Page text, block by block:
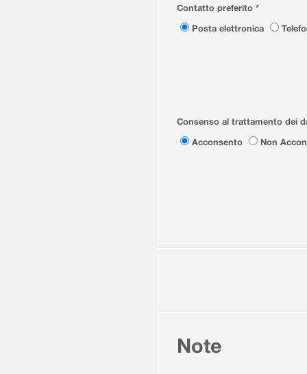
Contatto preferito *
Posta elettronica
Consenso al trattamento dei
Acconsento
Non
Note